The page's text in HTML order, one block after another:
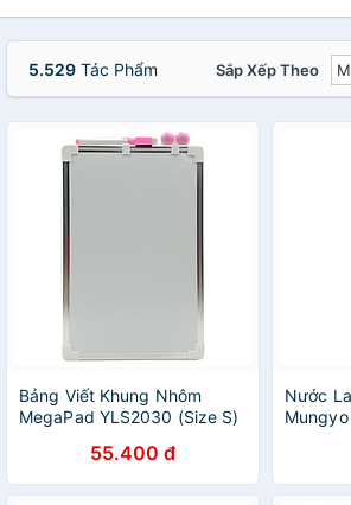
5.529 Tác Phẩm Sắp Xếp Theo
Bảng Viết Khung Nhôm
MegaPad YLS2030 (Size S)
55.400 đ
Nước